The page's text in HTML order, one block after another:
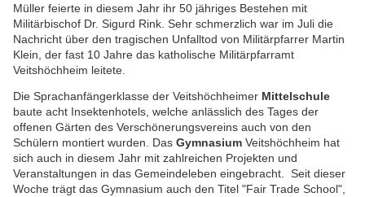
Müller feierte in diesem Jahr ihr 50 jähriges Bestehen mit
Militärbischof Dr. Sigurd Rink. Sehr schmerzlich war im Juli die
Nachricht über den tragischen Unfalltod von Militärpfarrer Martin
Klein, der fast 10 Jahre das katholische Militärpfarramt
Veitshöchheim leitete.
Die Sprachanfängerklasse der Veitshöchheimer Mittelschule
baute acht Insektenhotels, welche anlässlich des Tages der
offenen Gärten des Verschönerungsvereins auch von den
Schülern montiert wurden. Das Gymnasium Veitshöchheim hat
sich auch in diesem Jahr mit zahlreichen Projekten und
Veranstaltungen in das Gemeindeleben eingebracht. Seit dieser
Woche trägt das Gymnasium auch den Titel "Fair Trade School",